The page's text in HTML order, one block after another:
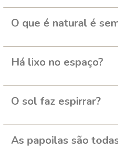
O que é natural é
Há lixo no espaço?
O sol faz espirrar?
As papoilas são